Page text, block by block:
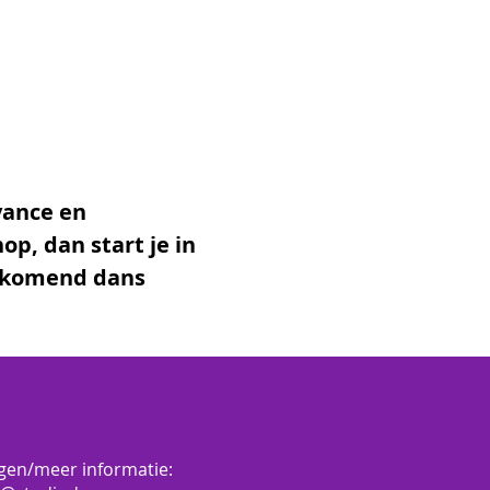
en
dan start je in
dans
meer informatie: